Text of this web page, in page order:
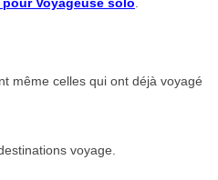
même celles qui ont déjà voyagé
voyage.